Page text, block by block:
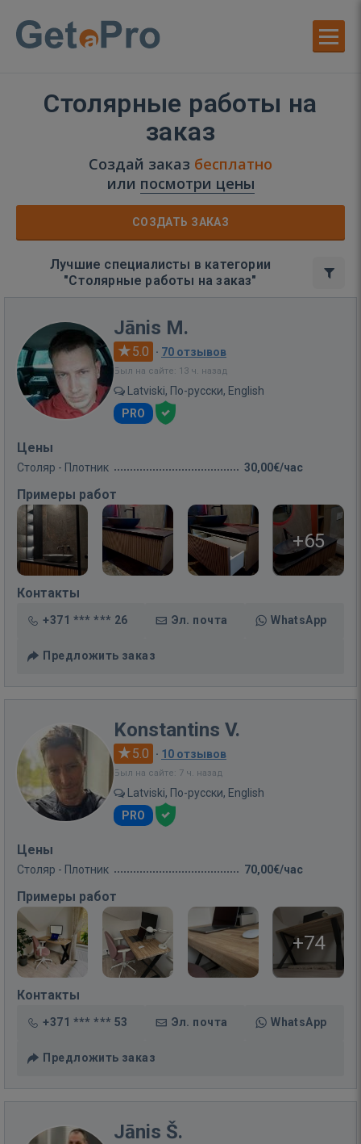
Столярные работы на
заказ
Создай заказ бесплатно
или посмотри цены
СОЗДАТЬ ЗАКАЗ
Лучшие специалисты в категории
"Столярные работы на заказ"
Jānis M.
5.0 · 70 отзывов
Был на сайте: 13 ч. назад
Latviski, По-русски, English
PRO
Цены
Столяр - Плотник 30,00€/час
Примеры работ
+65
Контакты
+371 *** *** 26 Эл. почта WhatsApp
Предложить заказ
Konstantins V.
5.0 · 10 отзывов
Был на сайте: 7 ч. назад
Latviski, По-русски, English
PRO
Цены
Столяр - Плотник 70,00€/час
Примеры работ
+74
Контакты
+371 *** *** 53 Эл. почта WhatsApp
Предложить заказ
Jānis Š.